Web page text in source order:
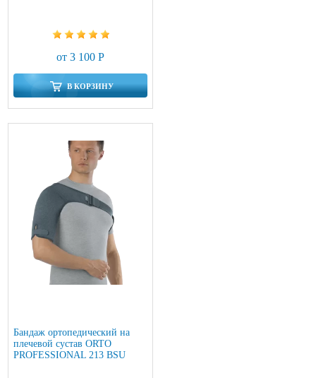
от 3 100 Р
В КОРЗИНУ
Бандаж ортопедический на
плечевой сустав ORTO
PROFESSIONAL 213 BSU